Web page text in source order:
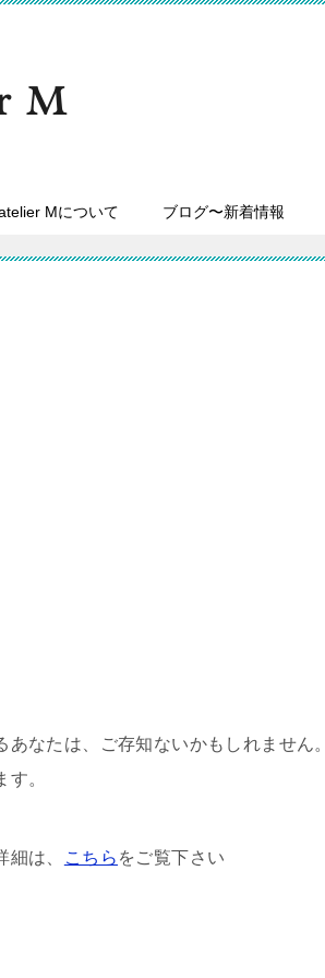
Mについて ブログ〜新着情報
なたは、ご存知ないかもしれません。
。
は、 こちら をご覧下さい